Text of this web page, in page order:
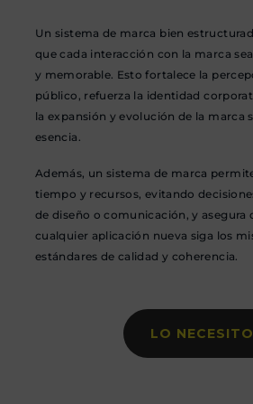
Un sistema de marca bien
que cada interacción con la marca
y memorable. Esto fortalece la
público, refuerza la identidad
la expansión y evolución de la marca
esencia.
Además, un sistema de marca
tiempo y recursos, evitando
de diseño o comunicación, y asegura
cualquier aplicación nueva siga los
estándares de calidad y coherencia.
LO NECESITO